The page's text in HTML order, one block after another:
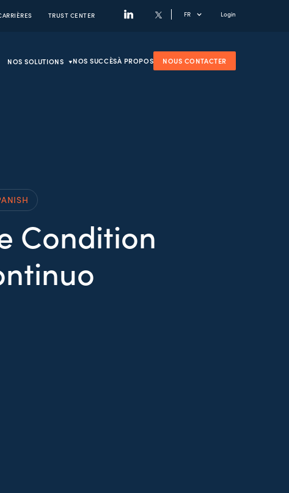
TRUST CENTER FR Login
NOS SOLUTIONS NOS SUCCÈSÀ PROPOS NOUS CONTACTER
Condition